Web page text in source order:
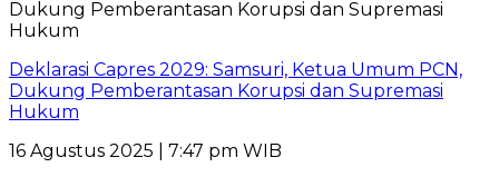
Deklarasi Capres 2029: Samsuri, Ketua Umum PCN,
Dukung Pemberantasan Korupsi dan Supremasi
Hukum
16 Agustus 2025 | 7:47 pm WIB